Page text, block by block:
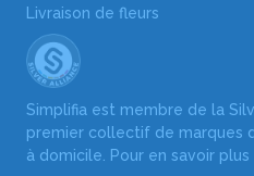
Livraison de fleurs
Simplifia est membre de la
premier collectif de marques
à domicile. Pour en savoir plus